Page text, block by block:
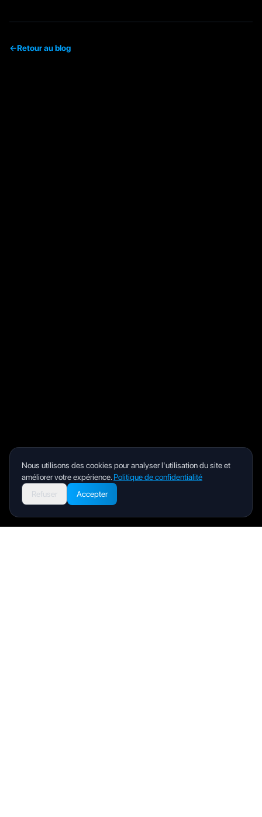
←Retour au blog
Nous utilisons des cookies pour analyser l'utilisation du site et
améliorer votre expérience. Politique de confidentialité
Refuser
Accepter